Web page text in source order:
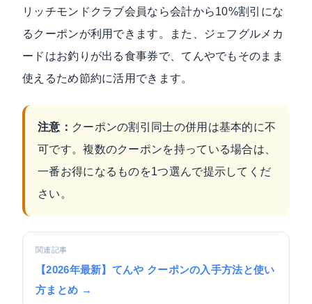
リッチモンドクラブ会員なら会計から10%割引にな
るクーポンが利用できます。また、ジェフグルメカ
ードはお釣りが出る食事券で、てんやでもそのまま
使えるため節約に活用できます。
注意： クーポンの割引同士の併用は基本的に不
可です。複数のクーポンを持っている場合は、
一番お得になるものを1つ選んで提示してくだ
さい。
関連記事
【2026年最新】てんや クーポンの入手方法と使い
方まとめ →